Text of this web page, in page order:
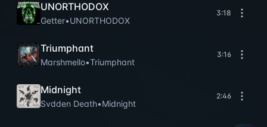
UNORTHODOX
Getter•UNORTHODOX
3:18
Triumphant
Marshmello•Triumphant
3:16
Midnight
Svdden Death•Midnight
2:46